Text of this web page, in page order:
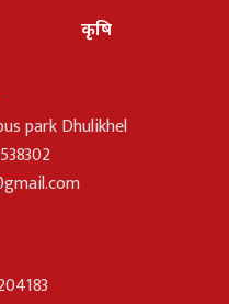
कृषि
park Dhulikhel